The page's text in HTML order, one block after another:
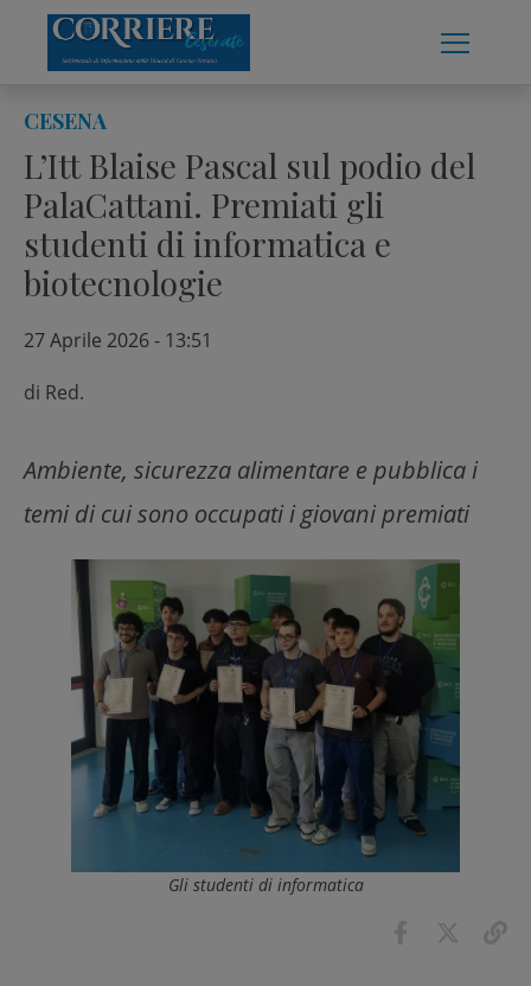
content
CESENA
L’Itt Blaise Pascal sul podio del
PalaCattani. Premiati gli
studenti di informatica e
biotecnologie
27 Aprile 2026 - 13:51
di Red.
Ambiente, sicurezza alimentare e pubblica i
temi di cui sono occupati i giovani premiati
Gli studenti di informatica